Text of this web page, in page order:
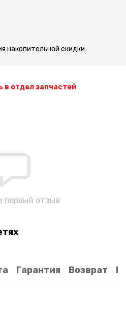
накопительной скидки
в отдел запчастей
первый отзыв
Гарантия Возврат